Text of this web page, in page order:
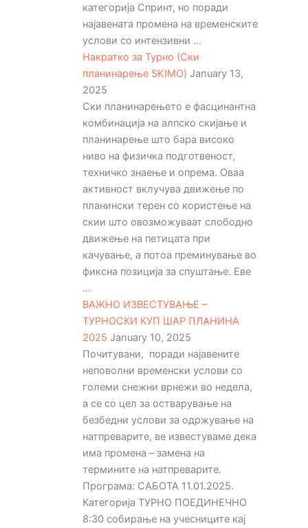
категорија Спринт, но поради
најавената промена на временските
услови со интензивни ...
Накратко за Турно (Ски
планинарење SKIMO) January 13,
2025
Ски планинарењето е фасцинантна
комбинација на алпско скијање и
планинарење што бара високо
ниво на физичка подготвеност,
техничко знаење и опрема. Оваа
активност вклучува движење по
планински терен со користење на
скии што овозможуваат слободно
движење на петицата при
качување, а потоа преминување во
фиксна позиција за спуштање. Еве
...
ВАЖНО ИЗВЕСТУВАЊЕ –
ТУРНОСКИ КУП ШАР ПЛАНИНА
2025 January 10, 2025
Почитувани, поради најавените
неповолни временски услови со
големи снежни врнежи во недела,
а се со цел за остварување на
безбедни услови за одржување на
натпреварите, ве известуваме дека
има промена – замена на
термините на натпреварите.
Програма: САБОТА 11.01.2025.
Категорија ТУРНО ПОЕДИНЕЧНО
8:30 собирање на учесниците кај